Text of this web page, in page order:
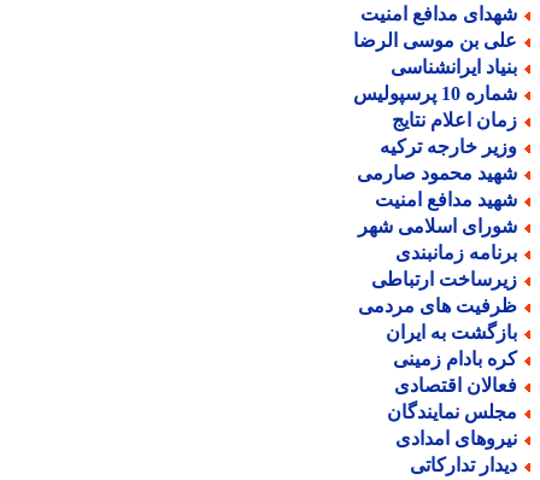
مدافع امنیت
بن موسی الرضا
ایرانشناسی
10 پرسپولیس
اعلام نتایج
خارجه ترکیه
محمود صارمی
مدافع امنیت
اسلامی شهر
زمانبندی
ارتباطی
های مردمی
به ایران
بادام زمینی
اقتصادی
نمایندگان
امدادی
تدارکاتی